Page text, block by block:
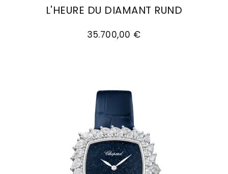
L'HEURE DU DIAMANT RUND
35.700,00 €